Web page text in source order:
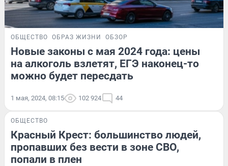
ОБЩЕСТВО ОБРАЗ ЖИЗНИ ОБЗОР
Новые законы с мая 2024 года: цены
на алкоголь взлетят, ЕГЭ наконец-то
можно будет пересдать
1 мая, 2024, 08:15 102 924 44
ОБЩЕСТВО
Красный Крест: большинство людей,
пропавших без вести в зоне СВО,
попали в плен